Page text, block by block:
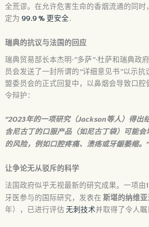
全荒谬。在允许危害生命的香烟流通的同时
定为 99.9 % 更安全.
瑞典的抗议与法国的回应
瑞典贸易部长本杰明·”多萨”·杜萨和瑞典政
员会发送了一封所谓的“详细意见书”以示抗
盟委员会的正式回复中，以鼻烟会导致口腔
令辩护：
”2023年的一项研究（Jackson等人）得出
含尼古丁的口服产品（如尼古丁袋）可能
的风险，例如口腔疼痛、溃疡或牙龈萎缩。”
让争论无从驳斥的科学
法国政府似乎无视最新的研究成果。一项由
牙医参与的国际研究，发表在 斯堪的纳维
年），已进行评估 无刺技术并取得了令人瞩